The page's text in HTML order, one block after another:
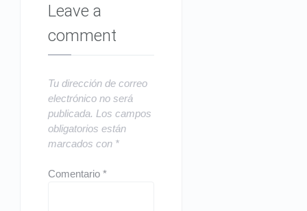
Leave a
comment
Tu dirección de correo
electrónico no será
publicada. Los campos
obligatorios están
marcados con *
Comentario*